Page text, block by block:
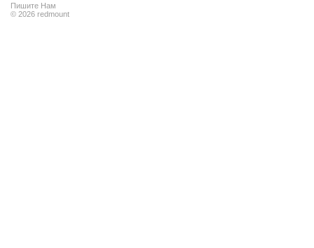
Пишите Нам
© 2026 redmount